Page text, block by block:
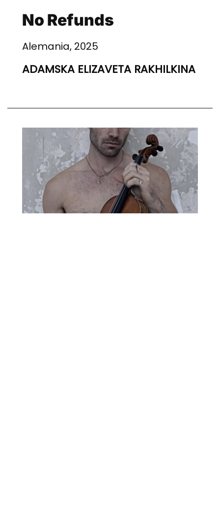
No Refunds
Alemania, 2025
ADAMSKA ELIZAVETA RAKHILKINA